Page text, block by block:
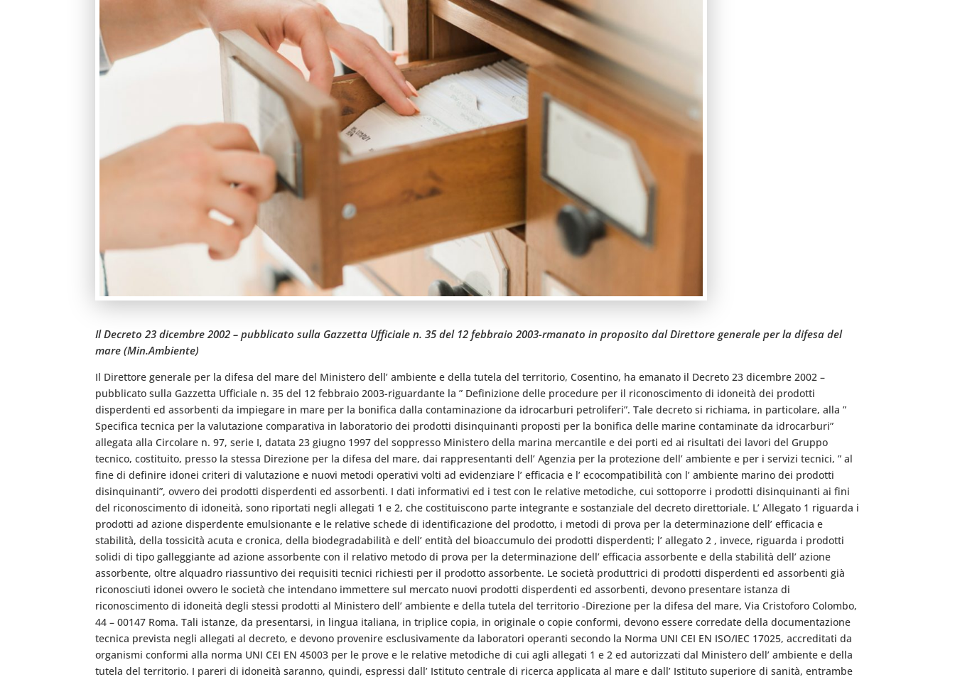
Il Decreto 23 dicembre 2002 – pubblicato sulla Gazzetta Ufficiale n. 35 del 12 febbraio 2003-rmanato in proposito dal Direttore generale per la difesa del
mare (Min.Ambiente)
Il Direttore generale per la difesa del mare del Ministero dell’ ambiente e della tutela del territorio, Cosentino, ha emanato il Decreto 23 dicembre 2002 –
pubblicato sulla Gazzetta Ufficiale n. 35 del 12 febbraio 2003-riguardante la ” Definizione delle procedure per il riconoscimento di idoneità dei prodotti
disperdenti ed assorbenti da impiegare in mare per la bonifica dalla contaminazione da idrocarburi petroliferi”. Tale decreto si richiama, in particolare, alla ”
Specifica tecnica per la valutazione comparativa in laboratorio dei prodotti disinquinanti proposti per la bonifica delle marine contaminate da idrocarburi”
allegata alla Circolare n. 97, serie I, datata 23 giugno 1997 del soppresso Ministero della marina mercantile e dei porti ed ai risultati dei lavori del Gruppo
tecnico, costituito, presso la stessa Direzione per la difesa del mare, dai rappresentanti dell’ Agenzia per la protezione dell’ ambiente e per i servizi tecnici, ” al
fine di definire idonei criteri di valutazione e nuovi metodi operativi volti ad evidenziare l’ efficacia e l’ ecocompatibilità con l’ ambiente marino dei prodotti
disinquinanti”, ovvero dei prodotti disperdenti ed assorbenti. I dati informativi ed i test con le relative metodiche, cui sottoporre i prodotti disinquinanti ai fini
del riconoscimento di idoneità, sono riportati negli allegati 1 e 2, che costituiscono parte integrante e sostanziale del decreto direttoriale. L’ Allegato 1 riguarda i
prodotti ad azione disperdente emulsionante e le relative schede di identificazione del prodotto, i metodi di prova per la determinazione dell’ efficacia e
stabilità, della tossicità acuta e cronica, della biodegradabilità e dell’ entità del bioaccumulo dei prodotti disperdenti; l’ allegato 2 , invece, riguarda i prodotti
solidi di tipo galleggiante ad azione assorbente con il relativo metodo di prova per la determinazione dell’ efficacia assorbente e della stabilità dell’ azione
assorbente, oltre alquadro riassuntivo dei requisiti tecnici richiesti per il prodotto assorbente. Le società produttrici di prodotti disperdenti ed assorbenti già
riconosciuti idonei ovvero le società che intendano immettere sul mercato nuovi prodotti disperdenti ed assorbenti, devono presentare istanza di
riconoscimento di idoneità degli stessi prodotti al Ministero dell’ ambiente e della tutela del territorio -Direzione per la difesa del mare, Via Cristoforo Colombo,
44 – 00147 Roma. Tali istanze, da presentarsi, in lingua italiana, in triplice copia, in originale o copie conformi, devono essere corredate della documentazione
tecnica prevista negli allegati al decreto, e devono provenire esclusivamente da laboratori operanti secondo la Norma UNI CEI EN ISO/IEC 17025, accreditati da
organismi conformi alla norma UNI CEI EN 45003 per le prove e le relative metodiche di cui agli allegati 1 e 2 ed autorizzati dal Ministero dell’ ambiente e della
tutela del territorio. I pareri di idoneità saranno, quindi, espressi dall’ Istituto centrale di ricerca applicata al mare e dall’ Istituto superiore di sanità, entrambe